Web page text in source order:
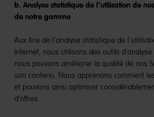
b. Analyse statistique de l’utilisation de
de notre gamme
Aux fins de l’analyse statistique de
Internet, nous utilisons des outils
nous pouvons améliorer la qualité de nos
son contenu. Nous apprenons comment
et pouvons ainsi optimiser
d’offres.